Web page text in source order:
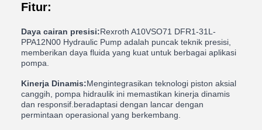
Fitur:
Daya cairan presisi:Rexroth A10VSO71 DFR1-31L-
PPA12N00 Hydraulic Pump adalah puncak teknik presisi,
memberikan daya fluida yang kuat untuk berbagai aplikasi
pompa.
Kinerja Dinamis:Mengintegrasikan teknologi piston aksial
canggih, pompa hidraulik ini memastikan kinerja dinamis
dan responsif.beradaptasi dengan lancar dengan
permintaan operasional yang berkembang.